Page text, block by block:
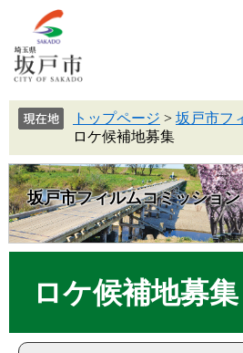
トップページ > 坂戸市フ
ロケ候補地募集
坂戸市フィルムコミッション
ロケ候補地募集